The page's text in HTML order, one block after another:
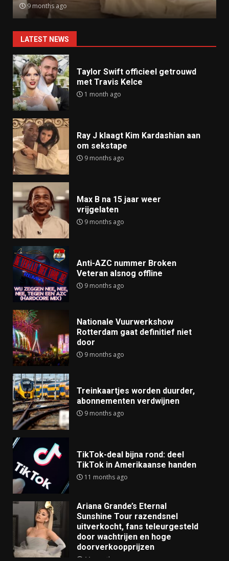
9 months ago
LATEST NEWS
Taylor Swift officieel getrouwd
met Travis Kelce
1 month ago
Ray J klaagt Kim Kardashian aan
om sekstape
9 months ago
Max B na 15 jaar weer
vrijgelaten
9 months ago
Anti-AZC nummer Broken
Veteran alsnog offline
9 months ago
Nationale Vuurwerkshow
Rotterdam gaat definitief niet
door
9 months ago
Treinkaartjes worden duurder,
abonnementen verdwijnen
9 months ago
TikTok-deal bijna rond: deel
TikTok in Amerikaanse handen
11 months ago
Ariana Grande’s Eternal
Sunshine Tour razendsnel
uitverkocht, fans teleurgesteld
door wachtrijen en hoge
doorverkoopprijzen